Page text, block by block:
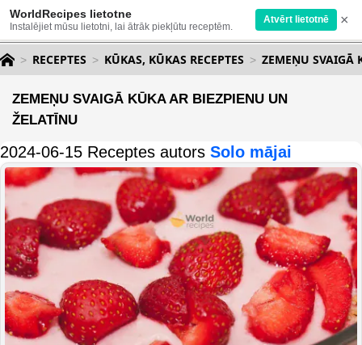
WorldRecipes lietotne
Instalējiet mūsu lietotni, lai ātrāk piekļūtu receptēm.
Atvērt lietotnē ×
RECEPTES KŪKAS, KŪKAS RECEPTES ZEMEŅU SVAIGĀ
ZEMEŅU SVAIGĀ KŪKA AR BIEZPIENU UN
ŽELATĪNU
2024-06-15 Receptes autors Solo mājai